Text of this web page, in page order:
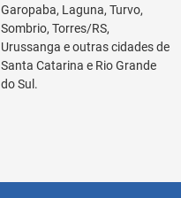
Garopaba, Laguna, Turvo,
Sombrio, Torres/RS,
Urussanga e outras cidades de
Santa Catarina e Rio Grande
do Sul.